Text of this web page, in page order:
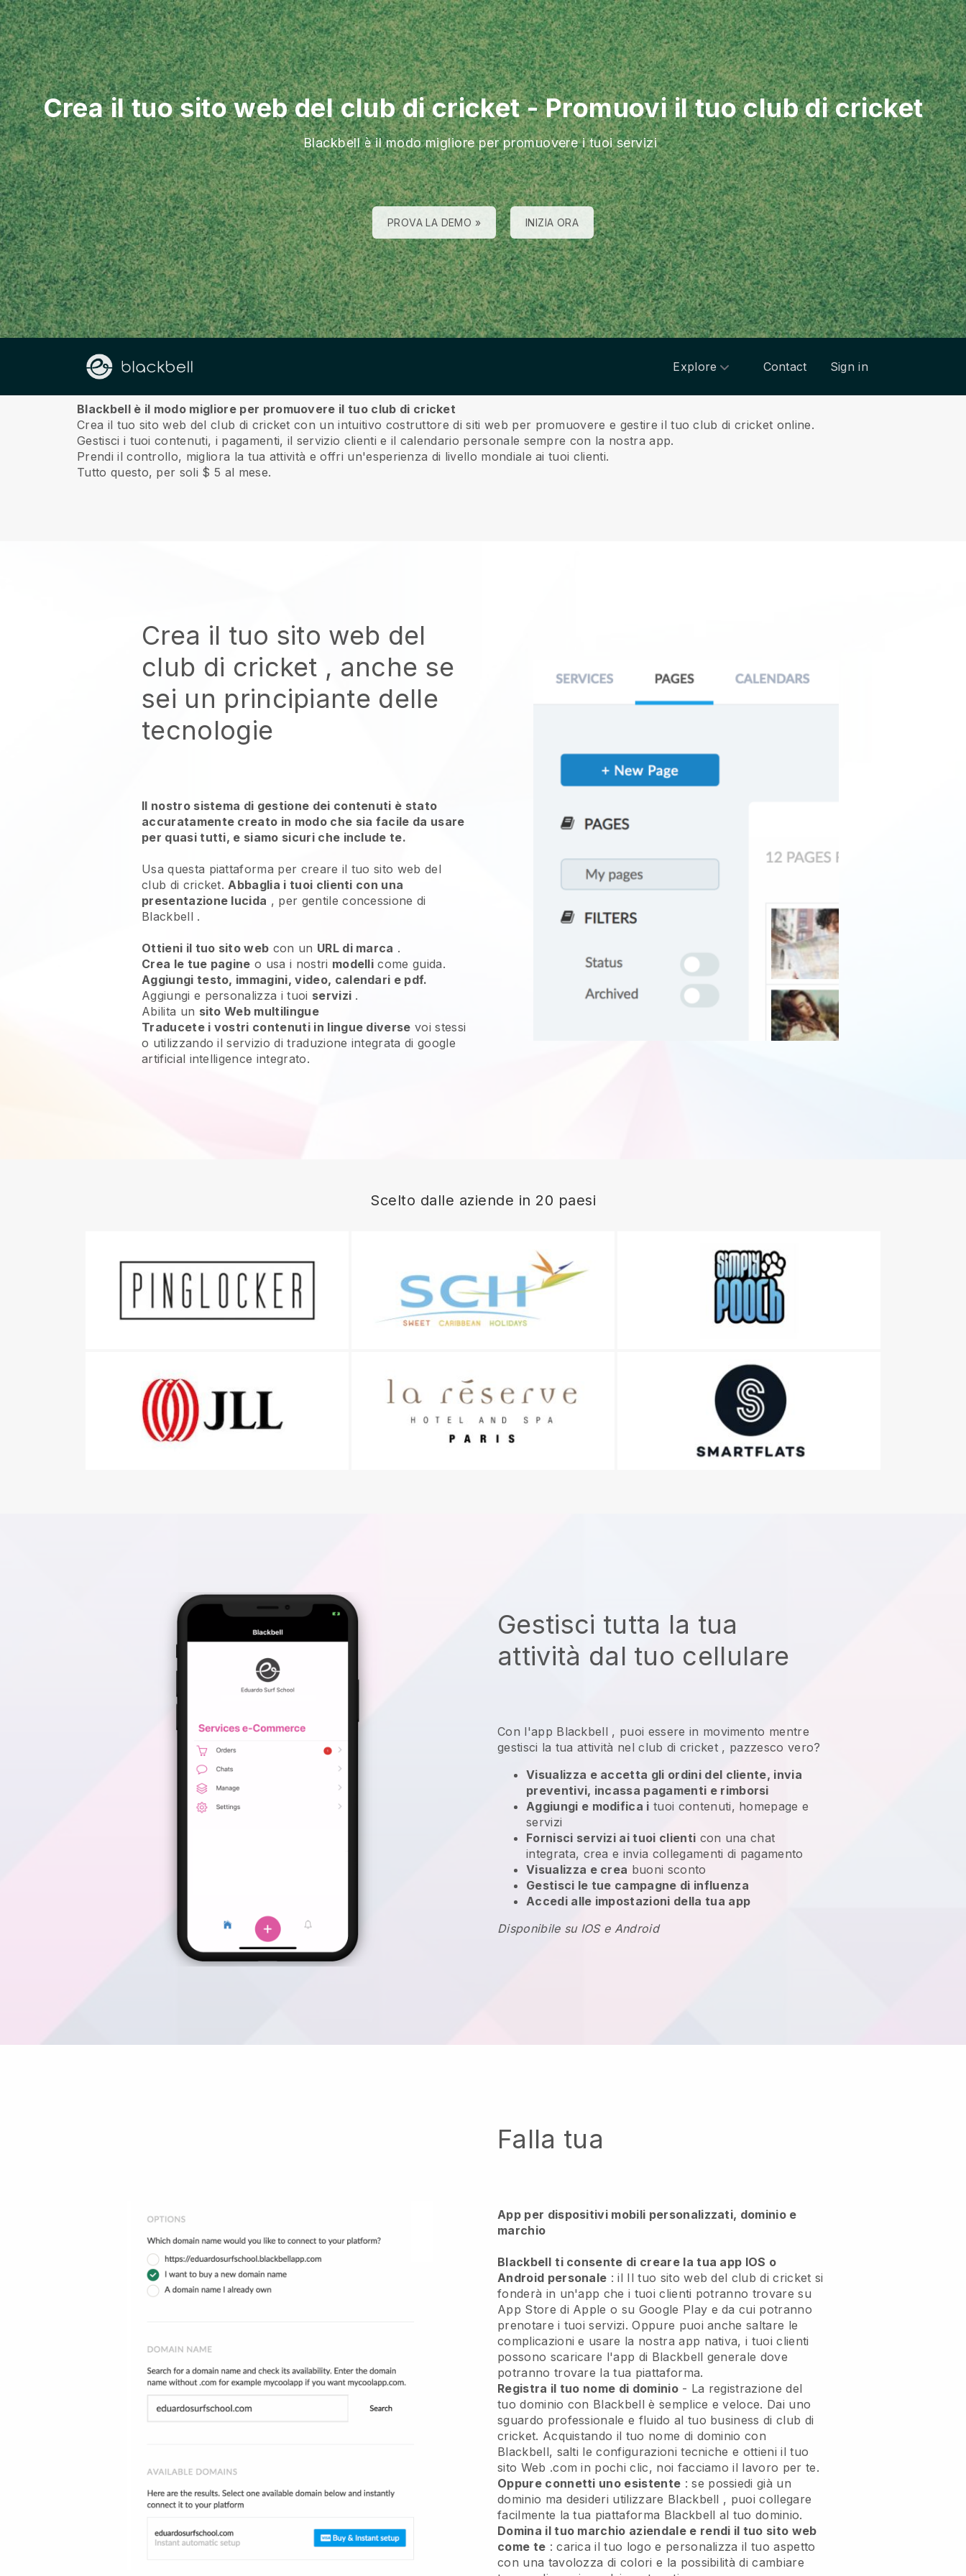
Crea il tuo sito web del club di cricket-Promuovi il tuo club di cricket
Blackbell è il modo migliore per promuovere i tuoi servizi
PROVA LA DEMO » INIZIA ORA
Explore Contact Sign in
Riguardo a noi
Blackbell è il modo migliore per promuovere il tuo club di cricket
Crea il tuo sito web del club di cricket con un intuitivo costruttore di siti web per promuovere e gestire il tuo club di cricket online.
Gestisci i tuoi contenuti, i pagamenti, il servizio clienti e il calendario personale sempre con la nostra app.
Prendi il controllo, migliora la tua attività e offri un'esperienza di livello mondiale ai tuoi clienti.
Tutto questo, per soli $ 5 al mese.
Crea il tuo sito web del
club di cricket , anche se
sei un principiante delle
tecnologie
Il nostro sistema di gestione dei contenuti è stato
accuratamente creato in modo che sia facile da usare
per quasi tutti, e siamo sicuri che include te.
Usa questa piattaforma per creare il tuo sito web del
club di cricket. Abbaglia i tuoi clienti con una
presentazione lucida , per gentile concessione di
Blackbell .
Ottieni il tuo sito web con un URL di marca .
Crea le tue pagine o usa i nostri modelli come guida.
Aggiungi testo, immagini, video, calendari e pdf.
Aggiungi e personalizza i tuoi servizi .
Abilita un sito Web multilingue
Traducete i vostri contenuti in lingue diverse voi stessi
o utilizzando il servizio di traduzione integrata di google
artificial intelligence integrato.
Scelto dalle aziende in 20 paesi
Gestisci tutta la tua
attività dal tuo cellulare
Con l'app Blackbell , puoi essere in movimento mentre
gestisci la tua attività nel club di cricket , pazzesco vero?
Visualizza e accetta gli ordini del cliente, invia
preventivi, incassa pagamenti e rimborsi
Aggiungi e modifica i tuoi contenuti, homepage e
servizi
Fornisci servizi ai tuoi clienti con una chat
integrata, crea e invia collegamenti di pagamento
Visualizza e crea buoni sconto
Gestisci le tue campagne di influenza
Accedi alle impostazioni della tua app
Disponibile su IOS e Android
Falla tua
App per dispositivi mobili personalizzati, dominio e
marchio
Blackbell ti consente di creare la tua app IOS o
Android personale : il Il tuo sito web del club di cricket si
fonderà in un'app che i tuoi clienti potranno trovare su
App Store di Apple o su Google Play e da cui potranno
prenotare i tuoi servizi. Oppure puoi anche saltare le
complicazioni e usare la nostra app nativa, i tuoi clienti
possono scaricare l'app di Blackbell generale dove
potranno trovare la tua piattaforma.
Registra il tuo nome di dominio- La registrazione del
tuo dominio con Blackbell è semplice e veloce. Dai uno
sguardo professionale e fluido al tuo business di club di
cricket. Acquistando il tuo nome di dominio con
Blackbell, salti le configurazioni tecniche e ottieni il tuo
sito Web .com in pochi clic, noi facciamo il lavoro per te.
Oppure connetti uno esistente : se possiedi già un
dominio ma desideri utilizzare Blackbell , puoi collegare
facilmente la tua piattaforma Blackbell al tuo dominio.
Domina il tuo marchio aziendale e rendi il tuo sito web
come te : carica il tuo logo e personalizza il tuo aspetto
con una tavolozza di colori e la possibilità di cambiare